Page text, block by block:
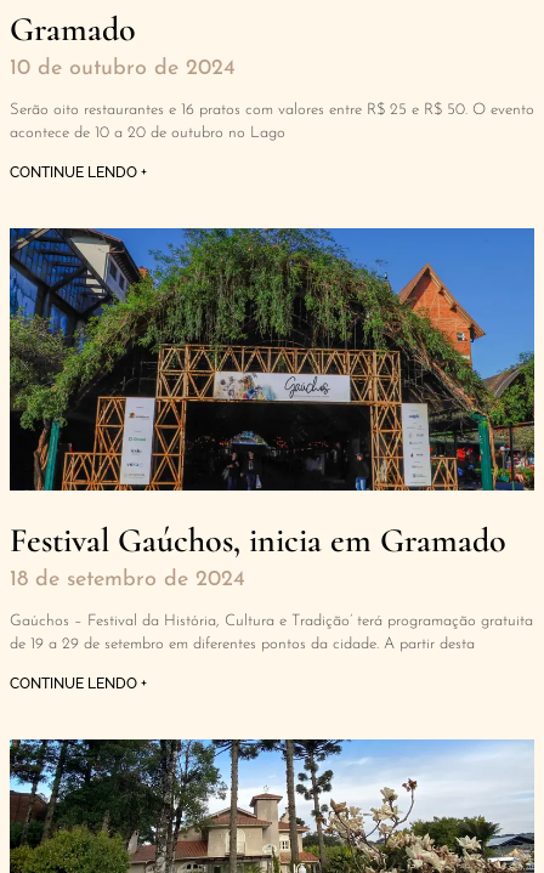
Gramado
10 de outubro de 2024
Serão oito restaurantes e 16 pratos com valores entre R$ 25 e R$ 50. O evento
acontece de 10 a 20 de outubro no Lago
CONTINUE LENDO +
Festival Gaúchos, inicia em Gramado
18 de setembro de 2024
Gaúchos – Festival da História, Cultura e Tradição’ terá programação gratuita
de 19 a 29 de setembro em diferentes pontos da cidade. A partir desta
CONTINUE LENDO +